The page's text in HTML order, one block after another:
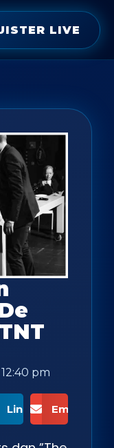
LIVE
12:40 pm
LinkedInEmail